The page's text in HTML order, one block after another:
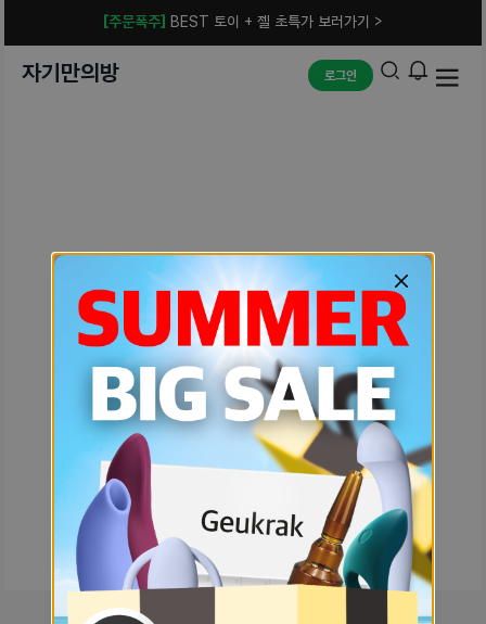
[주문폭주] BEST 토이 + 젤 초특가 보러가기 >
자기만의방 로그인
예상치 못한 에러입니다.